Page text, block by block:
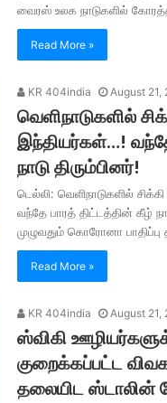
வைரஸ் உலக நாடுகளில்
Read More »
KR 404india August 21,
வெளிநாடுகளில்
இந்தியர்கள்…!
நாடு திரும்பினர்!
டெல்லி: வெளிநாடுகளில்
வந்தே பாரத் திட்டத்தின் கீழ்
முழுவதும் கொரோனா பாதிப்பு
Read More »
KR 404india August 21,
ஸ்விகி
குறைக்கப்பட்ட
தலையிட ஸ்டாலின்